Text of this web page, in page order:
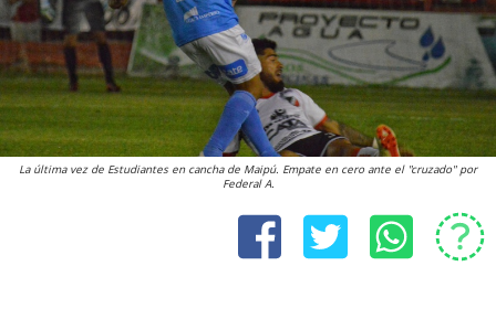
La última vez de Estudiantes en cancha de Maipú. Empate en cero ante el "cruzado" por
Federal A.